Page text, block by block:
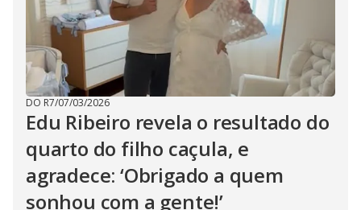
DO R7/07/03/2026
Edu Ribeiro revela o resultado do
quarto do filho caçula, e
agradece: ‘Obrigado a quem
sonhou com a gente!’